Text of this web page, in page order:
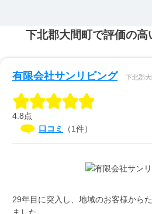
下北郡大間町で評価の高
有限会社サンリビング 下北郡
4.8点
口コミ
（1件）
29年目に突入し、地域のお客様から